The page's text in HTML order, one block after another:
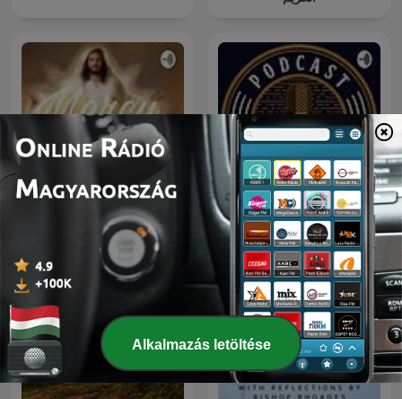
Mercy Mago Cigano
Alkalmazás letöltése